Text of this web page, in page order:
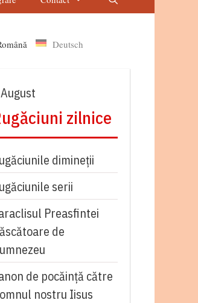
Deutsch
zilnice
dimineții
serii
Preasfintei
de
de pocăință către
nostru Iisus